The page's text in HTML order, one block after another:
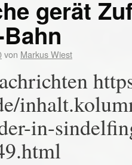
gerät
von Markus Wiest
in-